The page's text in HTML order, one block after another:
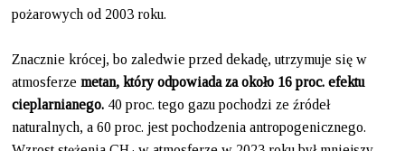
pożarowych od 2003 roku.
Znacznie krócej, bo zaledwie przed dekadę, utrzymuje się w
atmosferzemetan, który odpowiada za około 16 proc. efektu
cieplarnianego. 40 proc. tego gazu pochodzi ze źródeł
naturalnych, a 60 proc. jest pochodzenia antropogenicznego.